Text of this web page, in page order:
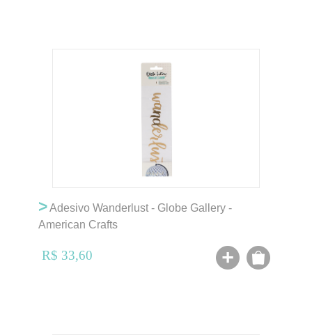
>Adesivo Wanderlust - Globe Gallery -
American Crafts
R$ 33,60